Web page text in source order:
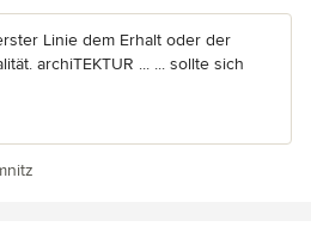
Linie dem Erhalt oder der
archiTEKTUR ... ... sollte sich